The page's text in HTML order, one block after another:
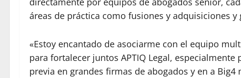
áreas de práctica como fusiones y adquisiciones
«Estoy encantado de asociarme con el equipo
para fortalecer juntos APTIQ Legal,
previa en grandes firmas de abogados y en a